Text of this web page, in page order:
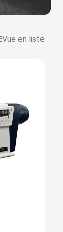
Vue en liste